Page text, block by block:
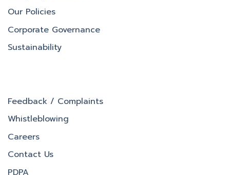
Our Policies
Corporate Governance
Sustainability
Feedback / Complaints
Whistleblowing
Careers
Contact Us
PDPA